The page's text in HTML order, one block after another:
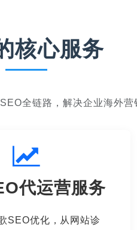
核心服务
全链路，解决企业海外营
代运营服务
SEO优化，从网站诊